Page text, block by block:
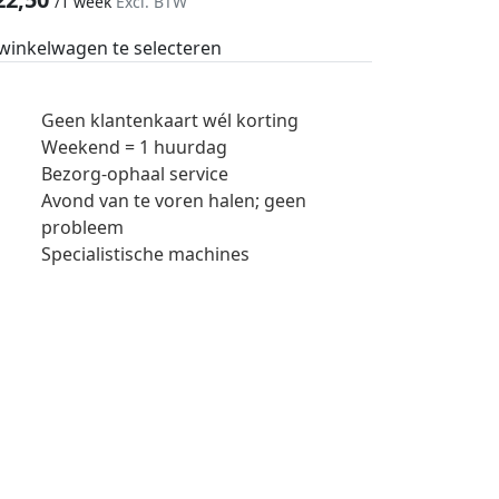
te selecteren
Geen klantenkaart wél korting
Weekend = 1 huurdag
Bezorg-ophaal service
Avond van te voren halen; geen
probleem
Specialistische machines